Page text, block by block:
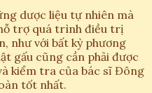
dược liệu tự nhiên mà
trợ quá trình điều trị
như với bất kỳ phương
gấu cũng cần phải được
kiểm tra của bác sĩ Đông
tốt nhất.